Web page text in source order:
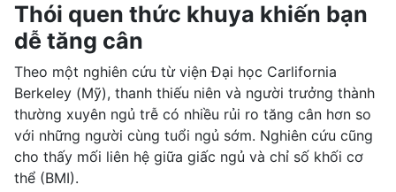
Thói quen thức khuya khiến bạn
dễ tăng cân
Theo một nghiên cứu từ việnĐại học Carlifornia
Berkeley (Mỹ), thanh thiếu niên và người trưởng thành
thường xuyên ngủ trễ có nhiều rủi ro tăng cân hơn so
với những người cùng tuổi ngủ sớm. Nghiên cứu cũng
cho thấy mối liên hệ giữa giấc ngủ và chỉ số khối cơ
thể (BMI).